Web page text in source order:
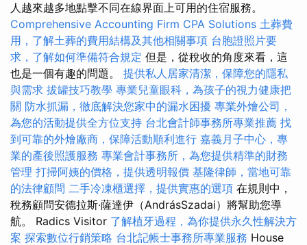
人越來越多地點擊不同在線界面上可用的住宿服務。
Comprehensive Accounting Firm CPA Solutions 土葬費
用，了解土葬的費用結構及其他相關事項 台胞證照片要
求，了解如何準備符合規定 但是，從稅收的角度來看，這
也是一個有趣的問題。 提供私人居家清潔，保障您的隱私
與需求 拔罐技巧教學 專業兒童眼科，為孩子的視力健康把
關 防水抓漏，徹底解決您家中的漏水困擾 專業外燴公司，
為您的活動提供全方位支持 台北會計師事務所專業推薦 找
到可靠的外燴廠商，保障活動順利進行 嘉義月子中心，專
業的產後照護服務 專業會計事務所，為您提供精準的財務
管理 打掃阿姨的價格，提供透明報價 基隆律師，當地可靠
的法律顧問 二手冷凍櫃選擇，提供實惠的選項 在規則中，
稅務顧問安德拉斯·薩達伊（AndrásSzadai）將幫助您導
航。 Radics Visitor 了解植牙過程，為你提供永久性解決方
案 探索數位行銷策略 台北記帳士事務所專業服務 House